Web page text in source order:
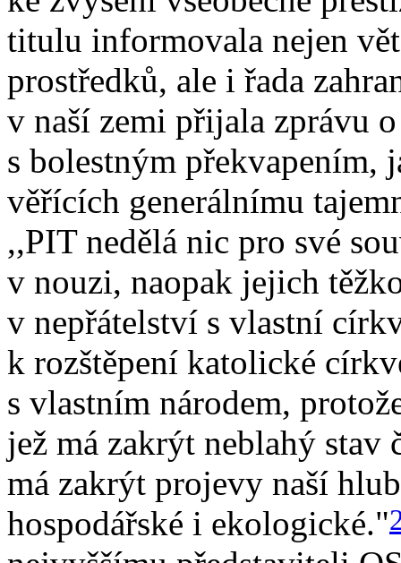
titulu informovala nejen
prostředků, ale i řada
v naší zemi přijala zprávu
s bolestným překvapením,
věřících generálnímu
,,PIT nedělá nic pro své
v nouzi, naopak jejich
v nepřátelství s vlastní
k rozštěpení katolické
s vlastním národem,
jež má zakrýt neblahý stav
má zakrýt projevy naší
hospodářské i ekologické."